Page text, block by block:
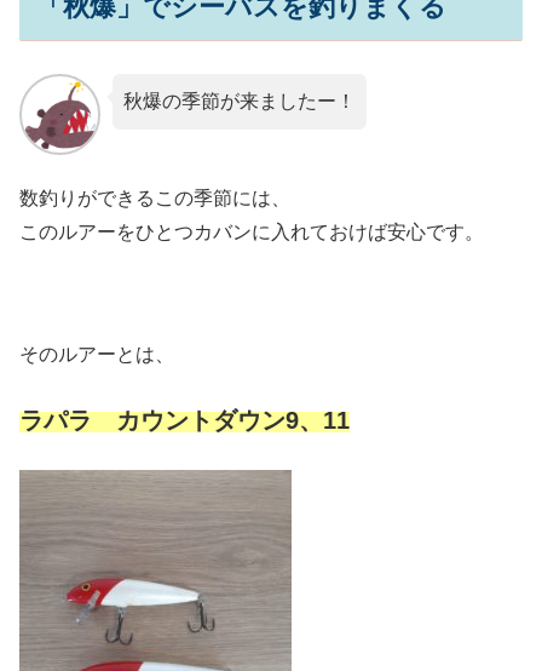
「秋爆」でシーバスを釣りまくる
秋爆の季節が来ましたー！
数釣りができるこの季節には、
このルアーをひとつカバンに入れておけば安心です。
そのルアーとは、
ラパラ カウントダウン9、11